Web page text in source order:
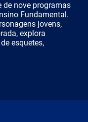
de nove programas
Fundamental.
jovens,
explora
esquetes,